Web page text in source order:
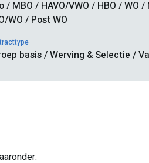
/ MBO / HAVO/VWO / HBO / WO /
WO / Post WO
basis / Werving & Selectie /